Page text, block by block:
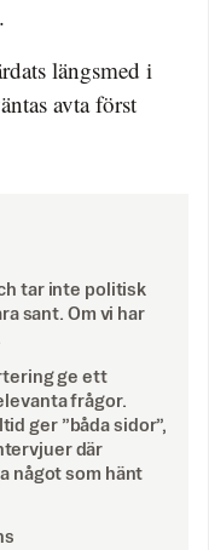
längsmed i
avta först
tar inte politisk
sant. Om vi har
ge ett
frågor.
ger ”båda sidor”,
där
något som hänt